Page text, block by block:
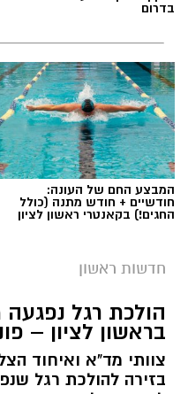
מעצר חשוד
בית משפט השלום
(חמישי) בחמישה
בדרום
המבצע החם של העונה:
חודשיים + חודש מתנה (כולל
החגים!) בקאנטרי ראשון לציון
חדשות ראשון
הולכת רגל נפגעה
בראשון לציון –
צוותי מד"א ואיחוד
בזירה להולכת רגל